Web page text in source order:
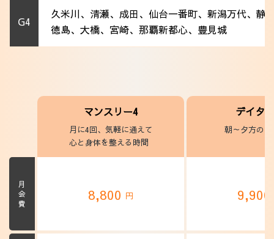
G4
久米川、清瀬、成田、仙台一番町、新潟万代、静
徳島、大橋、宮崎、那覇新都心、豊見城
マンスリー4
月に4回、気軽に通えて
心と身体を整える時間
デイタ
朝～夕方の
月会費 8,800 円 9,900